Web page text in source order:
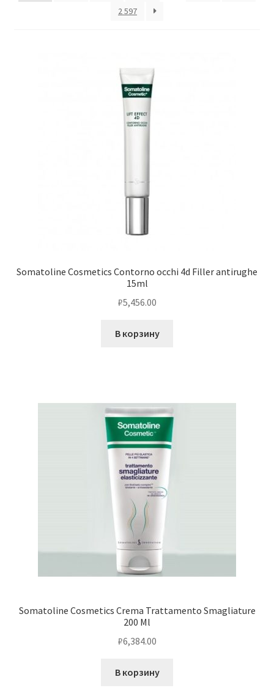
2 597
Somatoline Cosmetics Contorno occhi 4d Filler antirughe
15ml
₽5,456.00
В корзину
Somatoline Cosmetics Crema Trattamento Smagliature
200 Ml
₽6,384.00
В корзину